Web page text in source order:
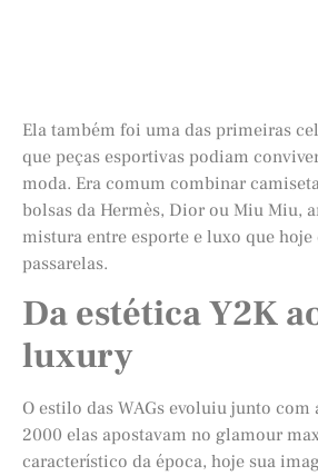
Ela também foi uma das primeiras
que peças esportivas podiam
moda. Era comum combinar
bolsas da Hermès, Dior ou Miu Miu,
mistura entre esporte e luxo que hoje
passarelas.
Da estética Y2K
luxury
O estilo das WAGs evoluiu junto com
2000 elas apostavam no glamour
característico da época, hoje sua